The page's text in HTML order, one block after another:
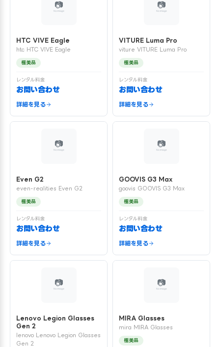
HTC VIVE Eagle
htc HTC VIVE Eagle
極美品
レンタル料金
お問い合わせ
詳細を見る
VITURE Luma Pro
viture VITURE Luma Pro
極美品
レンタル料金
お問い合わせ
詳細を見る
Even G2
even-realities Even G2
極美品
レンタル料金
お問い合わせ
詳細を見る
GOOVIS G3 Max
goovis GOOVIS G3 Max
極美品
レンタル料金
お問い合わせ
詳細を見る
Lenovo Legion Glasses
Gen 2
lenovo Lenovo Legion Glasses
Gen 2
MIRA Glasses
mira MIRA Glasses
極美品